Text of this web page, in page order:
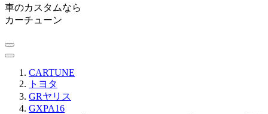
車のカスタムなら
カーチューン
CARTUNE
トヨタ
GRヤリス
GXPA16